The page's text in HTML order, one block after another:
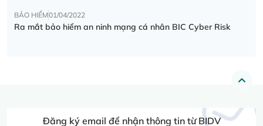
BẢO HIỂM01/04/2022
Ra mắt bảo hiểm an ninh mạng cá nhân BIC Cyber Risk
Đăng ký email để nhận thông tin từ BIDV